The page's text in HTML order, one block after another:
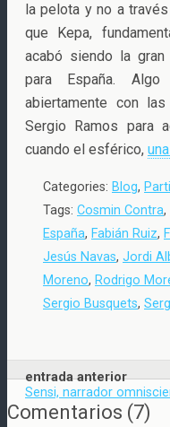
la pelota y no a
que Kepa,
acabó siendo la
para España.
abiertamente con
Sergio Ramos para
cuando el esférico,
Categories: Blog,
Tags: Cosmin Contra,
España, Fabián Ruiz,
Jesús Navas, Jordi
Moreno, Rodrigo
Sergio Busquets,
entrada anterior
Sensi, narrador
Comentarios (7)